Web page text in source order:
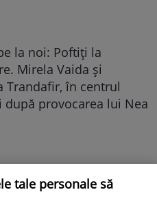
la noi: Poftiți la
Mirela Vaida și
Trandafir, în centrul
după provocarea lui Nea
tale personale să